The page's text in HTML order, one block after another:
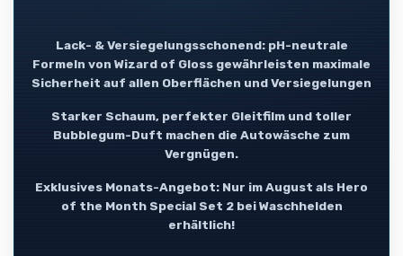
Lack- & Versiegelungsschonend: pH-neutrale
Formeln von Wizard of Gloss gewährleisten maximale
Sicherheit auf allen Oberflächen und Versiegelungen
Starker Schaum, perfekter Gleitfilm und toller
Bubblegum-Duft machen die Autowäsche zum
Vergnügen.
Exklusives Monats-Angebot: Nur im August als Hero
of the Month Special Set 2 bei Waschhelden
erhältlich!